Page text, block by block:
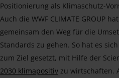
Positionierung als Klimaschutz-
Auch die WWF CLIMATE GROUP
gemeinsam den Weg für die
Standards zu gehen. So hat es
zum Ziel gesetzt, mit Hilfe der
2030 klimapositiv zu wirtschaften.